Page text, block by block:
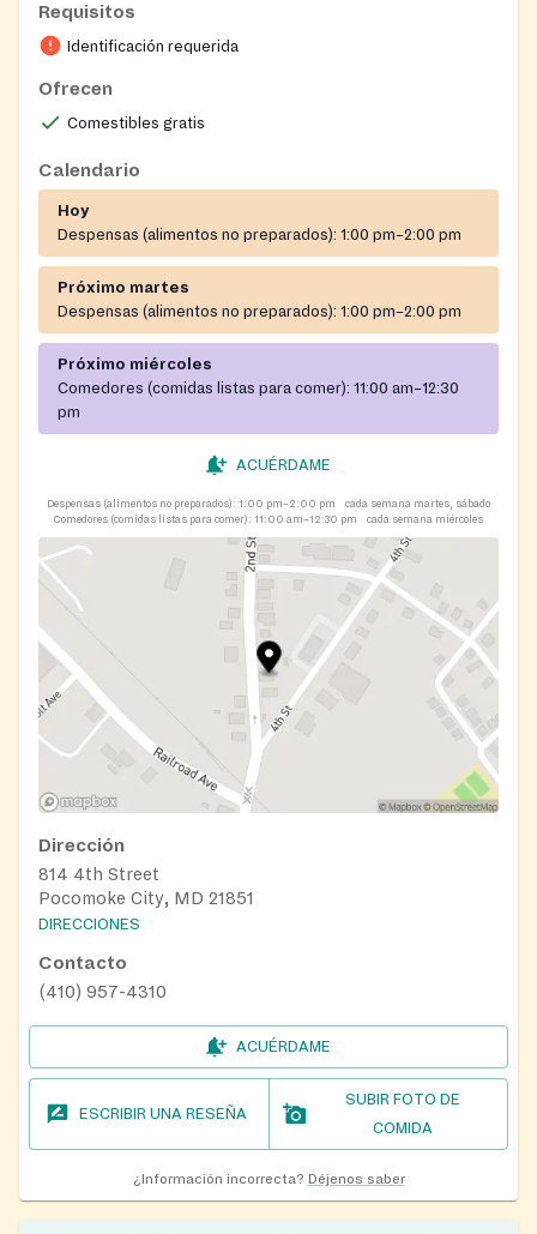
ahead to confirm eligibility and service area.
Requisitos
Identificación requerida
Ofrecen
Comestibles gratis
Calendario
Hoy
Despensas (alimentos no preparados): 1:00 pm–2:00 pm
Próximo martes
Despensas (alimentos no preparados): 1:00 pm–2:00 pm
Próximo miércoles
Comedores (comidas listas para comer): 11:00 am–12:30
pm
ACUÉRDAME
Despensas (alimentos no preparados): 1:00 pm–2:00 pm
cada semana martes, sábado
Comedores (comidas listas para comer): 11:00 am–12:30 pm cada semana miércoles
Dirección
814 4th Street
Pocomoke City, MD 21851
DIRECCIONES
Contacto
(410) 957-4310
ACUÉRDAME
ESCRIBIR UNA RESEÑA
SUBIR FOTO DE
COMIDA
¿Información incorrecta? Déjenos saber